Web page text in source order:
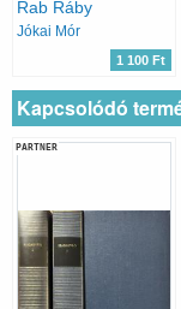
Rab Ráby
Jókai Mór
1 100 Ft
Kapcsolódó
PARTNER